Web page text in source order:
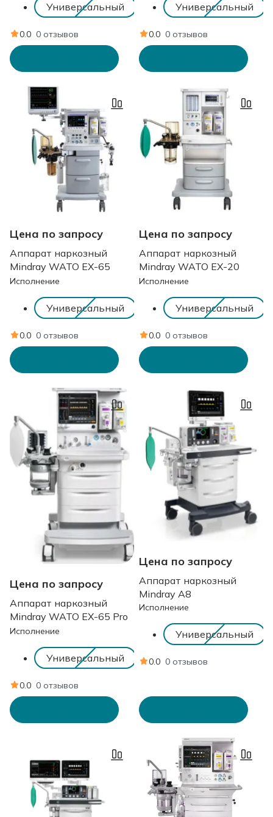
Универсальный
0.0 0 отзывов
Универсальный
0.0 0 отзывов
Цена по запросу
Аппарат наркозный
Mindray WATO EX-65
Исполнение
Универсальный
0.0 0 отзывов
Цена по запросу
Аппарат наркозный
Mindray WATO EX-20
Исполнение
Универсальный
0.0 0 отзывов
Цена по запросу
Аппарат наркозный
Mindray WATO EX-65 Pro
Исполнение
Универсальный
0.0 0 отзывов
Цена по запросу
Аппарат наркозный
Mindray A8
Исполнение
Универсальный
0.0 0 отзывов